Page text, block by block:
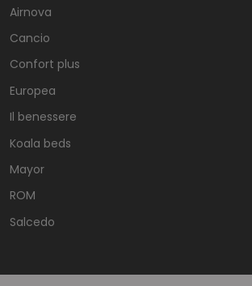
Airnova
Cancio
Confort plus
Europea
Il benessere
Koala beds
Mayor
ROM
Salcedo